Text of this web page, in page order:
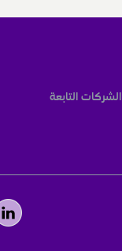
الشركات التابعة